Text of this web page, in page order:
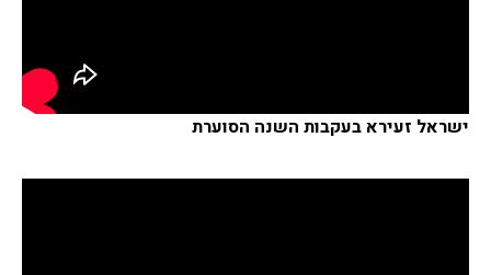
ישראל זעירא בעקבות השנה הסוערת